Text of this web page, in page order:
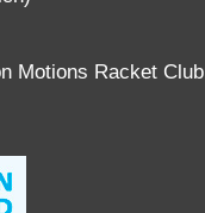
Motions Racket Club